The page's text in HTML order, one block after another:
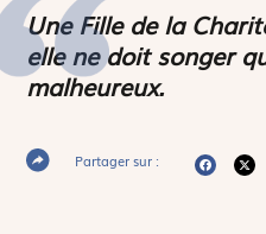
Une Fille de la
elle ne doit songer
malheureux.
Partager sur :